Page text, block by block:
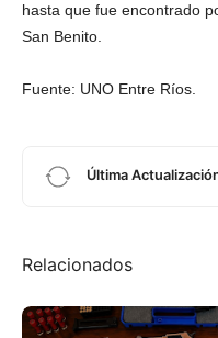
hasta que fue encontrado
San Benito.
Fuente: UNO Entre Ríos.
Última
Relacionados